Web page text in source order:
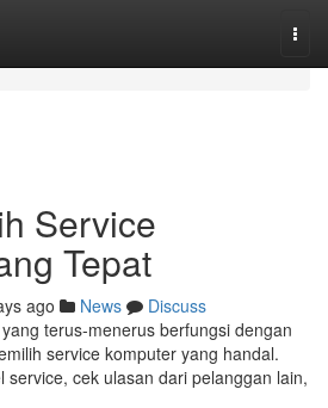
Service
Tepat
ago News
Discuss
terus-menerus berfungsi dengan
service komputer yang handal.
service, cek ulasan dari pelanggan lain,